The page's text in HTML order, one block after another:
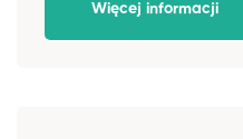
Więcej informacji